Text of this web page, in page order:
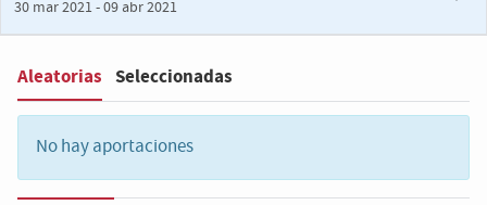
30 mar 2021 - 09 abr 2021
Filter:
Aleatorias Seleccionadas
No hay aportaciones